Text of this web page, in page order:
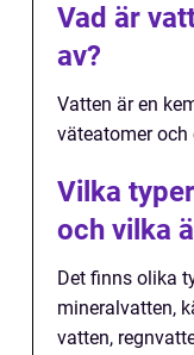
Vad är
av?
Vatten är en
väteatomer och
Vilka
och vilka
Det finns olika
mineralvatten,
vatten,